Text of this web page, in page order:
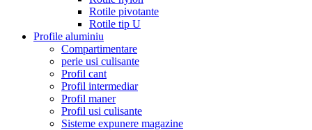
Rotile pivotante
Rotile tip U
Profile aluminiu
Compartimentare
perie usi culisante
Profil cant
Profil intermediar
Profil maner
Profil usi culisante
Sisteme expunere magazine